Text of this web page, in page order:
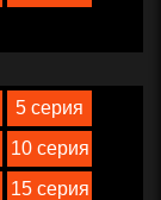
5 серия
10 серия
15 серия